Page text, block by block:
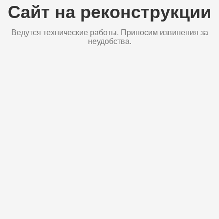
Сайт на реконструкции
Ведутся технические работы. Приносим извинения за
неудобства.